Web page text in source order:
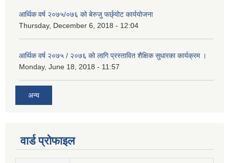
आर्थिक वर्ष २०७५/०७६ को बेरुजु फर्छ्योट कार्ययोजना
Thursday, December 6, 2018 - 12:04
आर्थिक वर्ष २०७५ / २०७६ को लागि प्रस्तावित शैक्षिक सुधारका कार्यक्रम ।
Monday, June 18, 2018 - 11:57
अन्य
वार्ड प्रोफाइल